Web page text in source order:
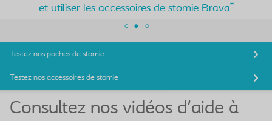
et utiliser les accessoires de stomie Brava®
Testez nos poches de stomie
Testez nos accessoires de stomie
Consultez nos vidéos d'aide à